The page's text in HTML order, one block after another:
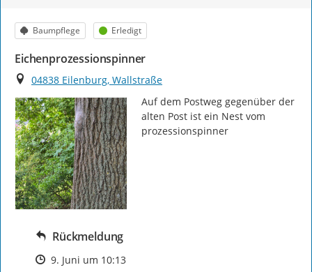
Kategorie
Baumpflege Status
Erledigt
Eichenprozessionspinner
Ort
04838 Eilenburg, Wallstraße
Auf dem Postweg gegenüber der
alten Post ist ein Nest vom
prozessionspinner
Rückmeldung
Zeitpunkt des Erstellens
9. Juni um 10:13